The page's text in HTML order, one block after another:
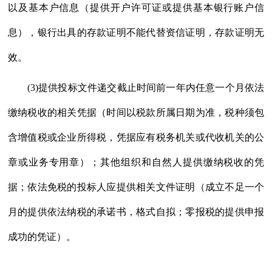
以及基本户信息（提供开户许可证或提供基本银行账户信
息），银行出具的存款证明不能代替资信证明，存款证明无
效。
(3)提供投标文件递交截止时间前一年内任意一个月依法
缴纳税收的相关凭据（时间以税款所属日期为准，税种须包
含增值税或企业所得税，凭据应有税务机关或代收机关的公
章或业务专用章）；其他组织和自然人提供缴纳税收的凭
据；依法免税的投标人应提供相关文件证明（成立不足一个
月的提供依法纳税的承诺书，格式自拟；零报税的提供申报
成功的凭证）。